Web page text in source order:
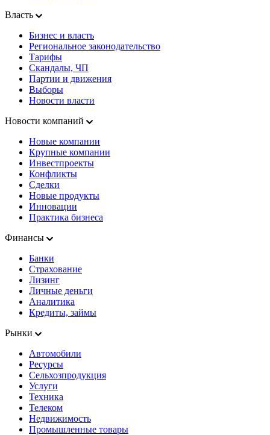
Власть
Бизнес и власть
Региональное законодательство
Тарифы
Скандалы, ЧП
Партии и движения
Выборы
Новости власти
Новости компаний
Новые компании
Крупные компании
Инвестпроекты
Конфликты
Сделки
Новые продукты
Инновации
Практика бизнеса
Финансы
Банки
Страхование
Лизинг
Личные деньги
Аналитика
Кредиты, займы
Рынки
Автомобили
Ресурсы
Сельхозпродукция
Услуги
Техника
Телеком
Недвижимость
Промышленные товары